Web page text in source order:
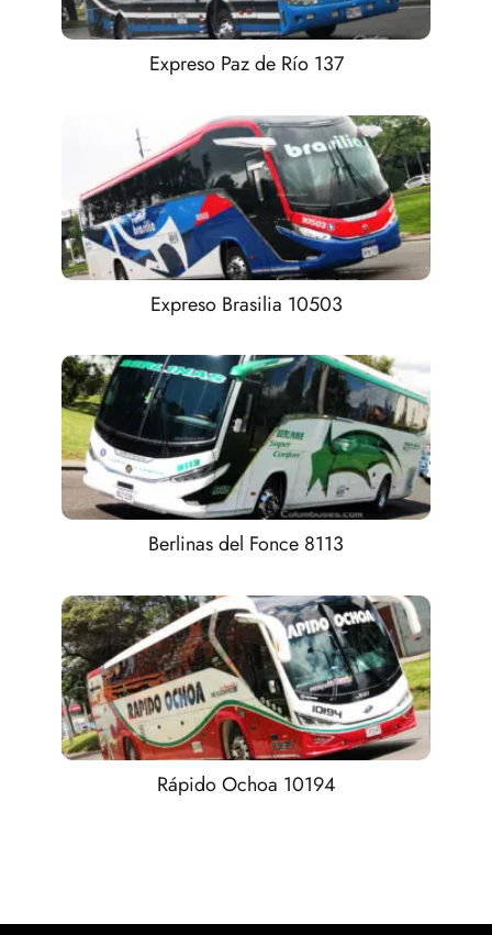
Expreso Paz de Río 137
Expreso Brasilia 10503
Berlinas del Fonce 8113
Rápido Ochoa 10194